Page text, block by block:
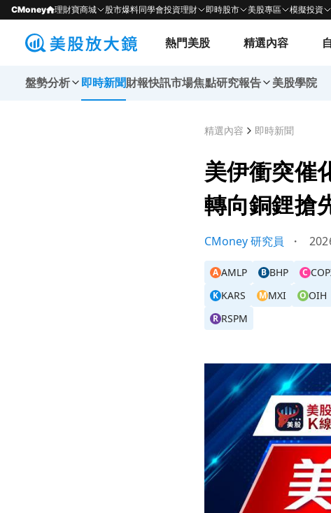
CMoney 理財寶商城 股市爆料同學會投資理財 即時股市 美股專區 模擬投資
熱門美股 精選內容
盤勢分析 即時新聞財報快訊市場焦點研究報告 美股學院
精選內容 即時新聞
美伊衝突催
轉向銅鋰搶
CMoney 研究員 ・
A AMLP B BHP C
K KARS MMXI O OIH
R RSPM